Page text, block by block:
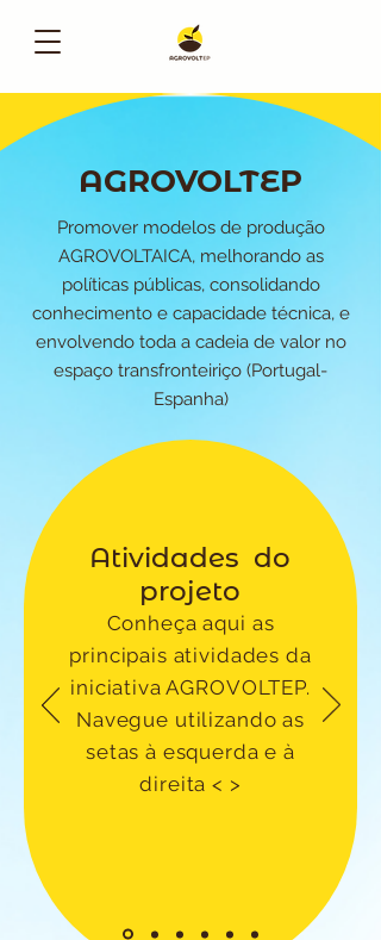
AGROVOLTEP
Promover modelos de produção
AGROVOLTAICA, melhorando as
políticas públicas, consolidando
conhecimento e capacidade técnica, e
envolvendo toda a cadeia de valor no
espaço transfronteiriço (Portugal-
Espanha)
Atividades do
projeto
Conheça aqui as
principais atividades da
iniciativa AGROVOLTEP.
Navegue utilizando as
setas à esquerda e à
direita < >